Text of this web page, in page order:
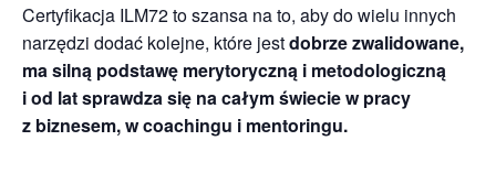
Certyfikacja ILM72 to szansa na to, aby do wielu innych
narzędzi dodać kolejne, które jestdobrze zwalidowane,
ma silną podstawę merytoryczną i metodologiczną
i od lat sprawdza się na całym świecie w pracy
z biznesem, w coachingu i mentoringu.